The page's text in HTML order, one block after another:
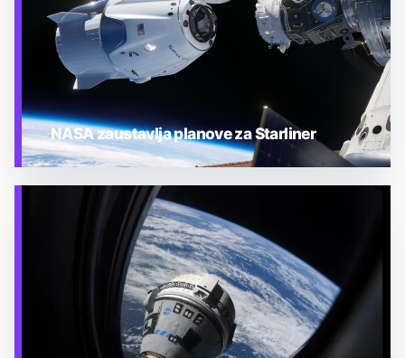
TEHNOLOGIJA
NASA zaustavlja planove za Starliner